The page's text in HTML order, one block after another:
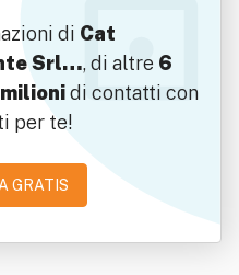
di Cat
Srl…, di altre 6
di contatti con
per te!
GRATIS